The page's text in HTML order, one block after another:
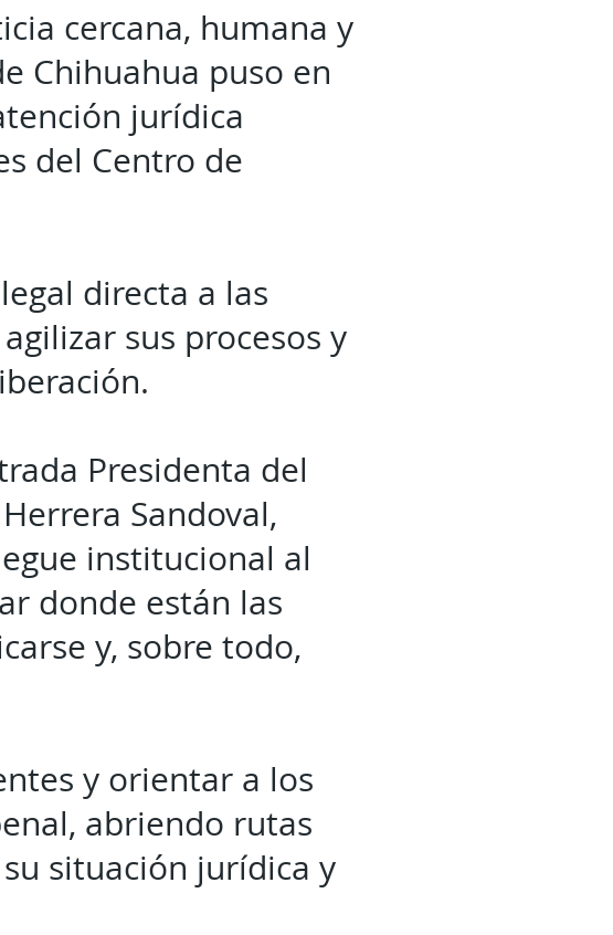
cercana, humana y
Chihuahua puso en
jurídica
del Centro de
directa a las
sus procesos y
Presidenta del
Sandoval,
institucional al
donde están las
y, sobre todo,
y orientar a los
abriendo rutas
situación jurídica y